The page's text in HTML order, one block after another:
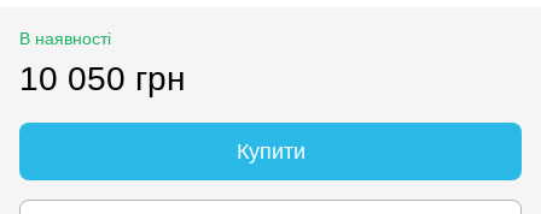
В наявності
10 050 грн
Купити